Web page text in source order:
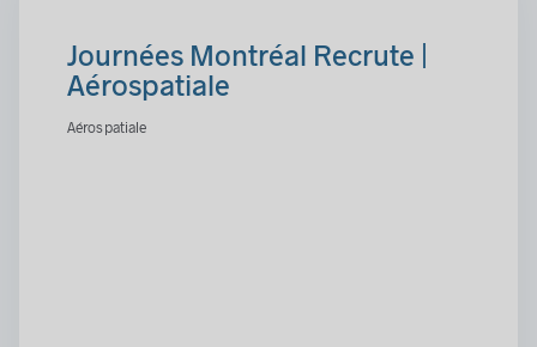
Journées Montréal Recrute |
Aérospatiale
Aérospatiale